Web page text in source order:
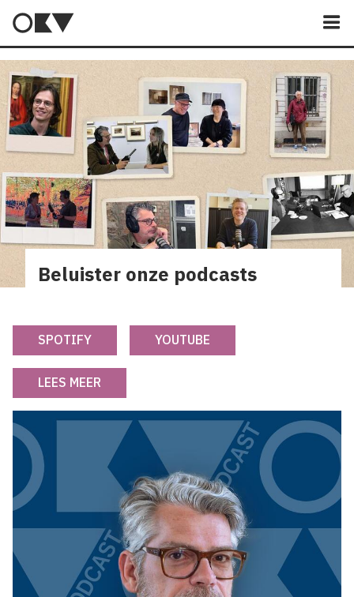
Beluister onze podcasts
SPOTIFY YOUTUBE
LEES MEER